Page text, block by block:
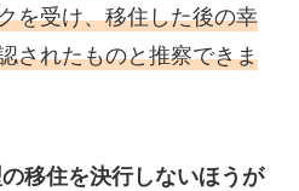
を受け、移住した後の幸
されたものと推察できま
移住を決行しないほうが